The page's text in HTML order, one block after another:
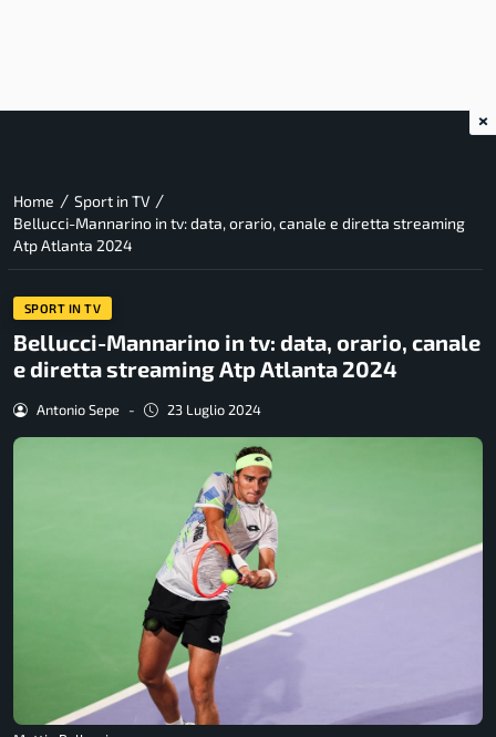
Home / Sport in TV /
Bellucci-Mannarino in tv: data, orario, canale e diretta streaming
Atp Atlanta 2024
SPORT IN TV
Bellucci-Mannarino in tv: data, orario, canale
e diretta streaming Atp Atlanta 2024
Antonio Sepe - 23 Luglio 2024
×